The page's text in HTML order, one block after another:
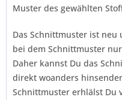
Muster des gewählten
Das Schnittmuster ist
bei dem Schnittmuster
Daher kannst Du das
direkt woanders
Schnittmuster erhlälst Du